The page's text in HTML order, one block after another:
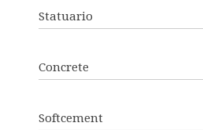
Statuario
Concrete
Softcement